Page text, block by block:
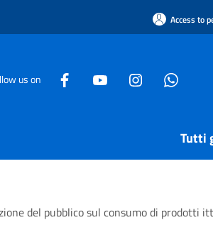
Access to
us on
Tutti
del pubblico sul consumo di prodotti